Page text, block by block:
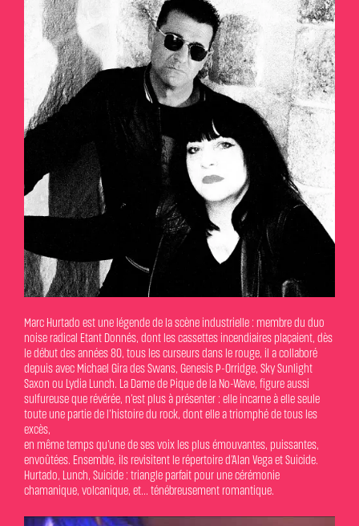
Marc Hurtado est une légende de la scène industrielle : membre du duo
noise radical Etant Donnés, dont les cassettes incendiaires plaçaient, dès
le début des années 80, tous les curseurs dans le rouge, il a collaboré
depuis avec Michael Gira des Swans, Genesis P-Orridge, Sky Sunlight
Saxon ou Lydia Lunch. La Dame de Pique de la No-Wave, figure aussi
sulfureuse que révérée, n’est plus à présenter : elle incarne à elle seule
toute une partie de l’histoire du rock, dont elle a triomphé de tous les
excès,
en même temps qu’une de ses voix les plus émouvantes, puissantes,
envoûtées. Ensemble, ils revisitent le répertoire d’Alan Vega et Suicide.
Hurtado, Lunch, Suicide : triangle parfait pour une cérémonie
chamanique, volcanique, et... ténébreusement romantique.